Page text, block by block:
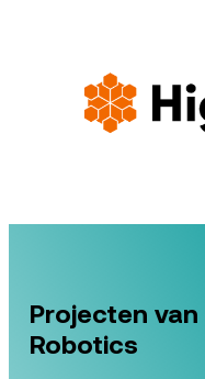
Projecten van
Robotics